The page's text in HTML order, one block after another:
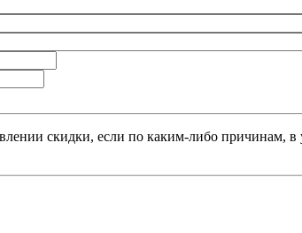
скидки, если по каким-либо причинам,